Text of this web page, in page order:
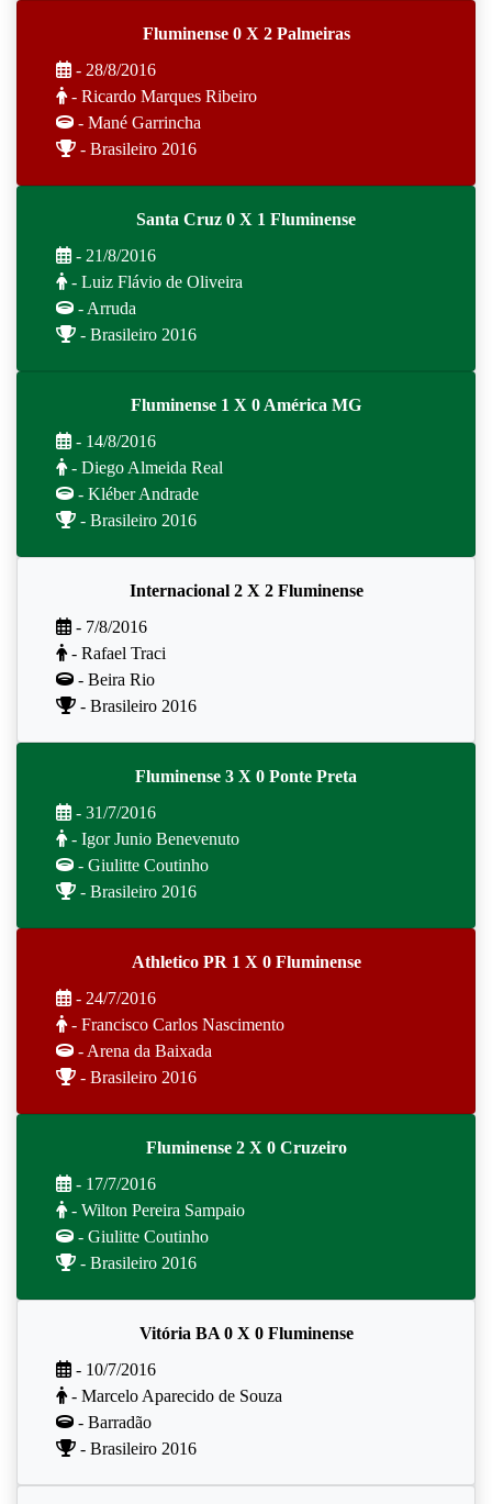
Fluminense 0 X 2 Palmeiras
- 28/8/2016
- Ricardo Marques Ribeiro
- Mané Garrincha
- Brasileiro 2016
Santa Cruz 0 X 1 Fluminense
- 21/8/2016
- Luiz Flávio de Oliveira
- Arruda
- Brasileiro 2016
Fluminense 1 X 0 América MG
- 14/8/2016
- Diego Almeida Real
- Kléber Andrade
- Brasileiro 2016
Internacional 2 X 2 Fluminense
- 7/8/2016
- Rafael Traci
- Beira Rio
- Brasileiro 2016
Fluminense 3 X 0 Ponte Preta
- 31/7/2016
- Igor Junio Benevenuto
- Giulitte Coutinho
- Brasileiro 2016
Athletico PR 1 X 0 Fluminense
- 24/7/2016
- Francisco Carlos Nascimento
- Arena da Baixada
- Brasileiro 2016
Fluminense 2 X 0 Cruzeiro
- 17/7/2016
- Wilton Pereira Sampaio
- Giulitte Coutinho
- Brasileiro 2016
Vitória BA 0 X 0 Fluminense
- 10/7/2016
- Marcelo Aparecido de Souza
- Barradão
- Brasileiro 2016